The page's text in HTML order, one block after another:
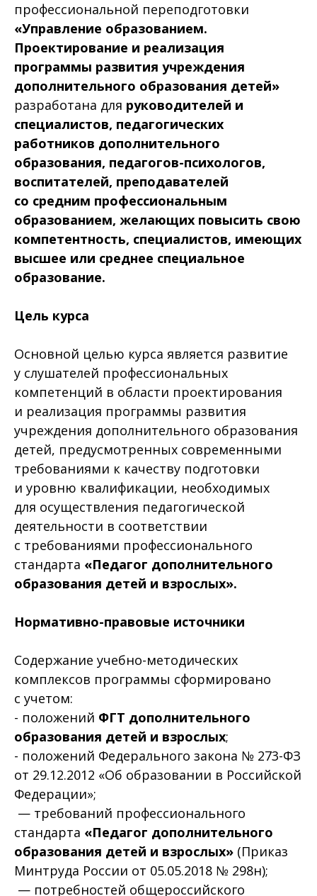
профессиональной переподготовки
«Управление образованием.
Проектирование и реализация
программы развития учреждения
дополнительного образования детей»
разработана для руководителей и
специалистов, педагогических
работников дополнительного
образования, педагогов-психологов,
воспитателей, преподавателей
со средним профессиональным
образованием, желающих повысить свою
компетентность, специалистов, имеющих
высшее или среднее специальное
образование.
Цель курса
Основной целью курса является развитие
у слушателей профессиональных
компетенций в области проектирования
и реализация программы развития
учреждения дополнительного образования
детей, предусмотренных современными
требованиями к качеству подготовки
и уровню квалификации, необходимых
для осуществления педагогической
деятельности в соответствии
с требованиями профессионального
стандарта «Педагог дополнительного
образования детей и взрослых».
Нормативно-правовые источники
Содержание учебно-методических
комплексов программы сформировано
с учетом:
- положений ФГТ дополнительного
образования детей и взрослых;
- положений Федерального закона № 273-ФЗ
от 29.12.2012 «Об образовании в Российской
Федерации»;
— требований профессионального
стандарта «Педагог дополнительного
образования детей и взрослых» (Приказ
Минтруда России от 05.05.2018 № 298н);
— потребностей общероссийского